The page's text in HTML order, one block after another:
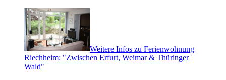
Weitere Infos zu Ferienwohnung
Riechheim: "Zwischen Erfurt, Weimar & Thüringer
Wald"